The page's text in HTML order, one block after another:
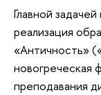
Главной
реализация
«Античность»
новогреческая
преподавания